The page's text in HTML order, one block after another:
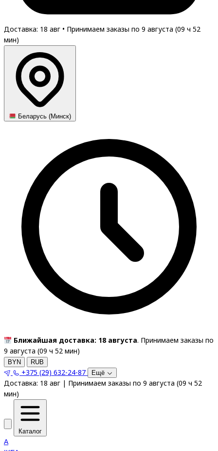
Доставка: 18 авг • Принимаем заказы по 9 августа (09 ч 52
мин)
Беларусь (Минск)
Ближайшая доставка: 18 августа. Принимаем заказы по
9 августа (09 ч 52 мин)
BYN RUB
+375 (29) 632-24-87 Ещё
Доставка: 18 авг | Принимаем заказы по 9 августа (09 ч 52
мин)
Каталог
A